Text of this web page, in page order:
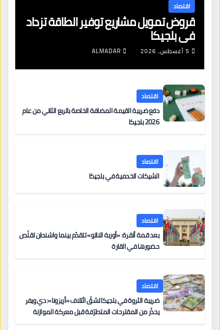
اقتصاد
قروض تمويل مشاريع توفير الطاقة تزداد
في بلجيكا
5 أغسطس، 2026 ALMADAR
اقتصاد
دفع ضريبة القيمة المضافة الخاصة بالربع الثاني من عام
2026 بلجيكا
اقتصاد
الشيكات الخدمية في بلجيكا
اقتصاد
بعد قمة أنقرة: «أوربة الناتو» تتقدّم بينما واشنطن تقلّص
حضورها في القارة
اقتصاد
ضريبة الثروة في بلجيكا تشقّ ائتلاف «أريزونا»: دي ويفر
يحذّر من المقترحات المتطرّفة قبل معركة الموازنة